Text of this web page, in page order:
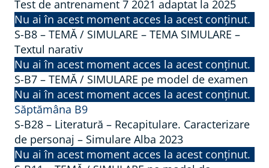
Test de antrenament 7 2021 adaptat la 2025
Nu ai în acest moment acces la acest conținut.
S-B8 – TEMĂ / SIMULARE – TEMA SIMULARE –
Textul narativ
Nu ai în acest moment acces la acest conținut.
S-B7 – TEMĂ / SIMULARE pe model de examen
Nu ai în acest moment acces la acest conținut.
Săptămâna B9
S-B28 – Literatură – Recapitulare. Caracterizare
de personaj – Simulare Alba 2023
Nu ai în acest moment acces la acest conținut.